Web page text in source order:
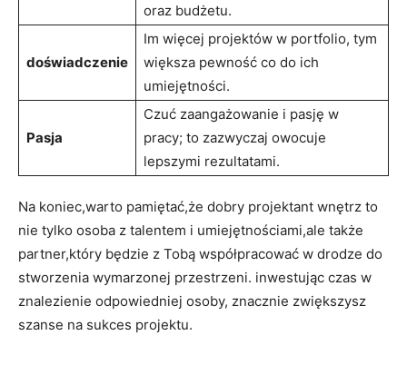
oraz budżetu.
doświadczenie
Im więcej projektów w portfolio, tym
większa pewność co do ich
umiejętności.
Pasja
Czuć ​zaangażowanie i pasję w
pracy; to zazwyczaj ‌owocuje ​
lepszymi rezultatami.
Na⁣ koniec,warto pamiętać,że dobry projektant wnętrz to
nie tylko‍ osoba ⁣z talentem​ i umiejętnościami,ale także
partner,który będzie z Tobą współpracować w drodze do
stworzenia wymarzonej‍ przestrzeni. inwestując czas w
znalezienie odpowiedniej osoby, znacznie zwiększysz
szanse na sukces projektu.